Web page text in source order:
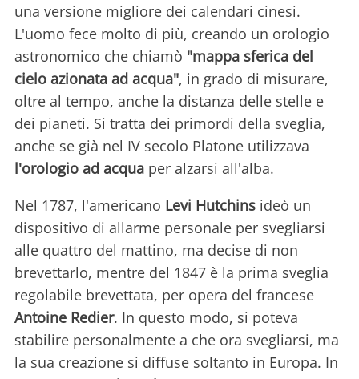
una versione migliore dei calendari cinesi.
L'uomo fece molto di più, creando un orologio
astronomico che chiamò "mappa sferica del
cielo azionata ad acqua", in grado di misurare,
oltre al tempo, anche la distanza delle stelle e
dei pianeti. Si tratta dei primordi della sveglia,
anche se già nel IV secolo Platone utilizzava
l'orologio ad acqua per alzarsi all'alba.
Nel 1787, l'americano Levi Hutchins ideò un
dispositivo di allarme personale per svegliarsi
alle quattro del mattino, ma decise di non
brevettarlo, mentre del 1847 è la prima sveglia
regolabile brevettata, per opera del francese
Antoine Redier. In questo modo, si poteva
stabilire personalmente a che ora svegliarsi, ma
la sua creazione si diffuse soltanto in Europa. In